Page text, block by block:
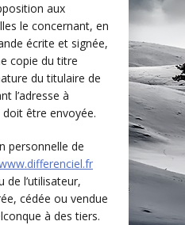
aux
le concernant, en
écrite et signée,
copie du titre
du titulaire de
l’adresse à
être envoyée.
personnelle de
de l’utilisateur,
cédée ou vendue
à des tiers.